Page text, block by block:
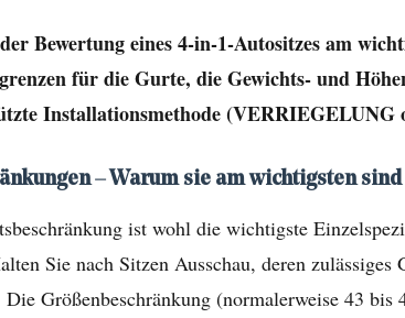
Bewertung eines 4-in-1-Autositzes am
für die Gurte, die Gewichts- und
Installationsmethode (VERRIEGELUNG
– Warum sie am wichtigsten sind
ist wohl die wichtigste
Sie nach Sitzen Ausschau, deren
Größenbeschränkung (normalerweise 43